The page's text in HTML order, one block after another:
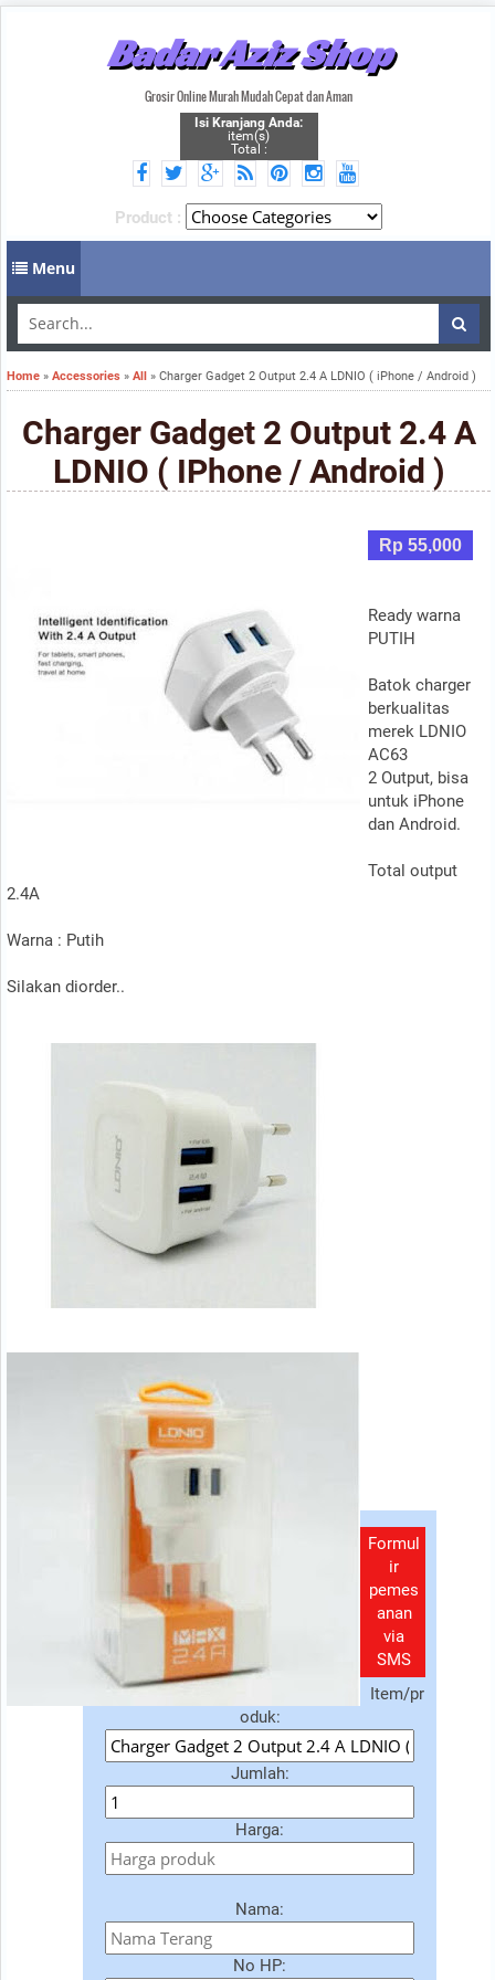
Badar Aziz Shop
Grosir Online Murah Mudah Cepat dan Aman
Isi Kranjang Anda:
item(s)
Total :
Product :
Menu
Home » Accessories » All » Charger Gadget 2 Output 2.4 A LDNIO ( iPhone / Android )
Charger Gadget 2 Output 2.4 A
LDNIO ( IPhone / Android )
Rp 55,000
Ready warna
PUTIH
Batok charger
berkualitas
merek LDNIO
AC63
2 Output, bisa
untuk iPhone
dan Android.
Total output
2.4A
Warna : Putih
Silakan diorder..
Formul
ir
pemes
anan
via
SMS
Item/pr
oduk:
Jumlah:
Harga:
Nama:
No HP: